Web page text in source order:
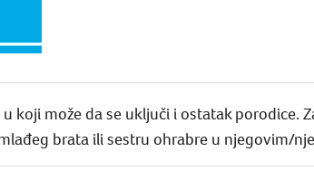
koji može da se uključi i ostatak porodice.
brata ili sestru ohrabre u njegovim/